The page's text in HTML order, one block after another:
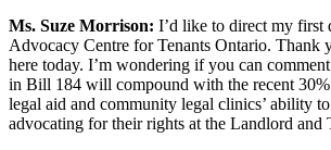
Ms. Suze Morrison: I’d like to direct my first
Advocacy Centre for Tenants Ontario. Thank
here today. I’m wondering if you can
in Bill 184 will compound with the recent
legal aid and community legal clinics’ ability
advocating for their rights at the Landlord and